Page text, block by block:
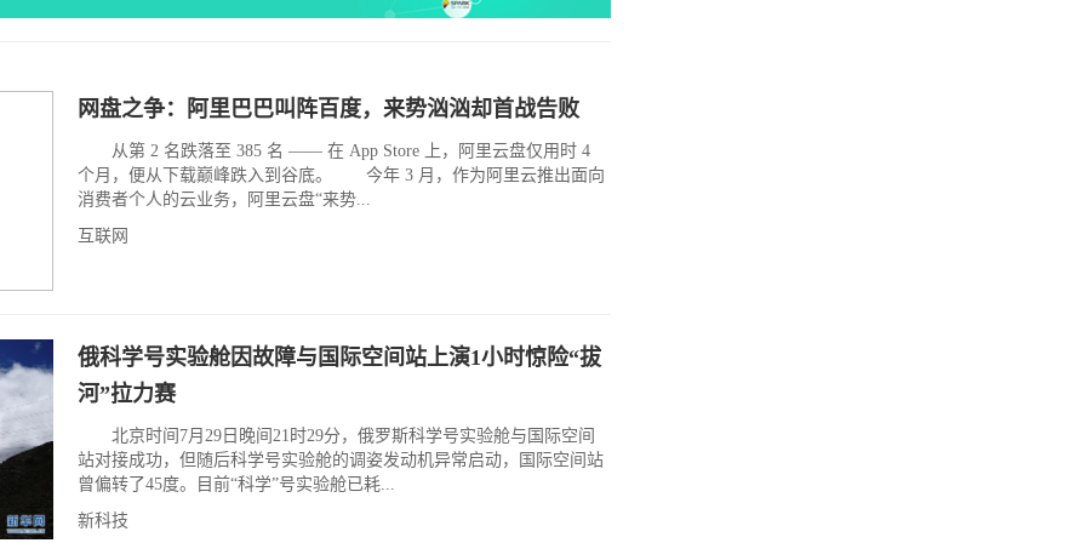
网盘之争：阿里巴巴叫阵百度，来势汹汹却首战告败
从第 2 名跌落至 385 名 —— 在 App Store 上，阿里云盘仅用时 4
个月，便从下载巅峰跌入到谷底。 今年 3 月，作为阿里云推出面向
消费者个人的云业务，阿里云盘“来势...
互联网
俄科学号实验舱因故障与国际空间站上演1小时惊险“拔
河”拉力赛
北京时间7月29日晚间21时29分，俄罗斯科学号实验舱与国际空间
站对接成功，但随后科学号实验舱的调姿发动机异常启动，国际空间站
曾偏转了45度。目前“科学”号实验舱已耗...
新科技